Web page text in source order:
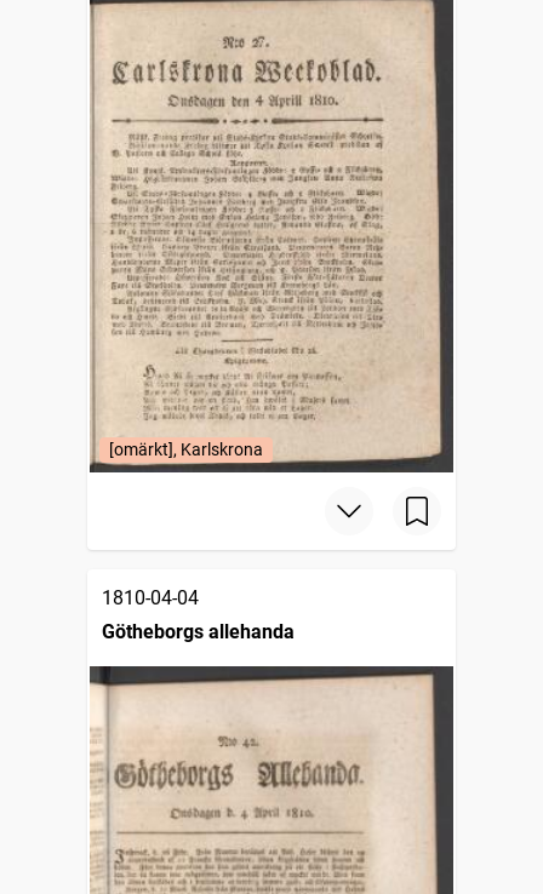
[omärkt], Karlskrona
1810-04-04
Götheborgs allehanda